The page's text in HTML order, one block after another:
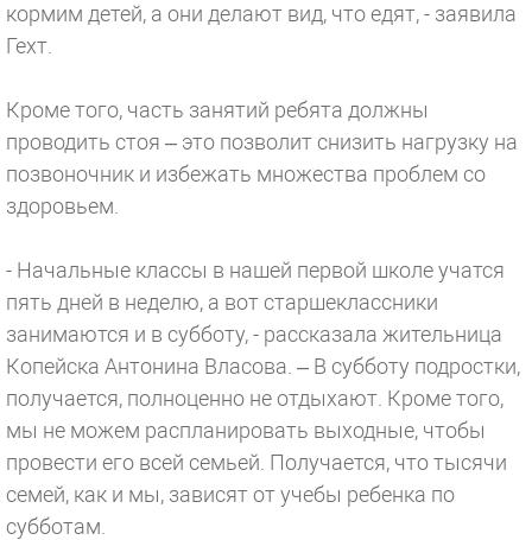
кормим детей, а они делают вид, что едят, - заявила
Гехт.
Кроме того, часть занятий ребята должны
проводить стоя – это позволит снизить нагрузку на
позвоночник и избежать множества проблем со
здоровьем.
- Начальные классы в нашей первой школе учатся
пять дней в неделю, а вот старшеклассники
занимаются и в субботу, - рассказала жительница
Копейска Антонина Власова. – В субботу подростки,
получается, полноценно не отдыхают. Кроме того,
мы не можем распланировать выходные, чтобы
провести его всей семьей. Получается, что тысячи
семей, как и мы, зависят от учебы ребенка по
субботам.